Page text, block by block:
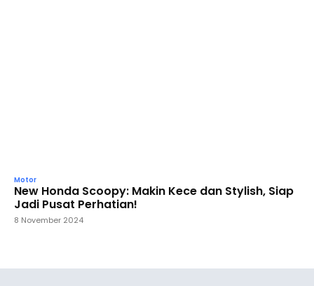
Motor
New Honda Scoopy: Makin Kece dan Stylish, Siap
Jadi Pusat Perhatian!
8 November 2024